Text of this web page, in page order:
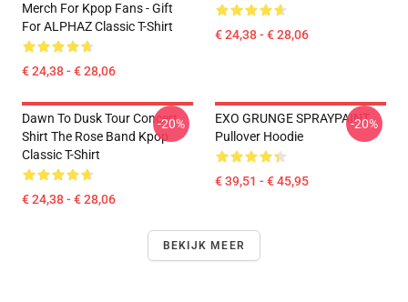
Merch For Kpop Fans - Gift
For ALPHAZ Classic T-Shirt
€ 24,38 - € 28,06
€ 24,38 - € 28,06
Dawn To Dusk Tour Concert
Shirt The Rose Band Kpop
Classic T-Shirt
€ 24,38 - € 28,06
-20%
EXO GRUNGE SPRAYPAINT
Pullover Hoodie
€ 39,51 - € 45,95
-20%
BEKIJK MEER